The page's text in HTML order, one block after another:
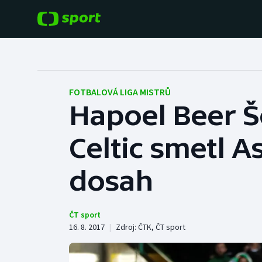
Hokej
Tenis
Atletika
Baseball a softbal
Basketbal
FOTBALOVÁ LIGA MISTRŮ
Hapoel Beer
Celtic smetl
dosah
ČT sport
16. 8. 2017 | Zdroj: ČTK, ČT sport